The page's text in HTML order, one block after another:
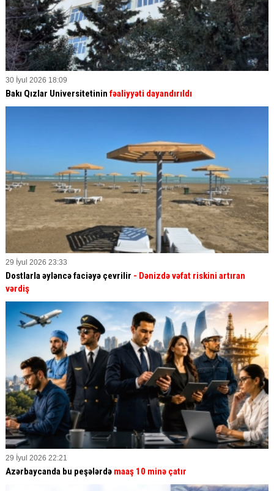
30 İyul 2026 18:09
Bakı Qızlar Universitetinin fəaliyyəti dayandırıldı
29 İyul 2026 23:33
Dostlarla əyləncə faciəyə çevrilir - Dənizdə vəfat riskini artıran
vərdiş
29 İyul 2026 22:21
Azərbaycanda bu peşələrdə maaş 10 minə çatır